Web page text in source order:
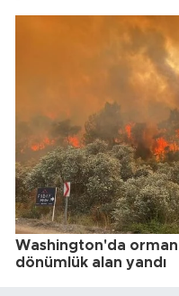
Washington'da orman
dönümlük alan yandı